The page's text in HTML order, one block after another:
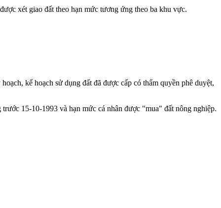
xét giao đất theo hạn mức tương ứng theo ba khu vực.
kế hoạch sử dụng đất đã được cấp có thẩm quyền phê duyệt,
15-10-1993 và hạn mức cá nhân được "mua" đất nông nghiệp.